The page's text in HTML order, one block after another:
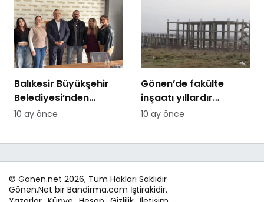
Balıkesir Büyükşehir
Belediyesi’nden
Bandirmacom’a
10 ay önce
Gönen’de fakülte
inşaatı yıllardır
tamamlanamıyor:
başlatılan proje
10 ay önce
© Gonen.net 2026, Tüm Hakları Saklıdır
Gönen.Net bir Bandirma.com İştirakidir.